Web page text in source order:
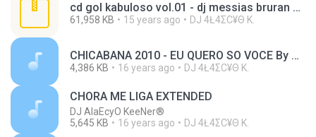
cd gol kabuloso vol.01 - dj messias bruran e dj neydson 'especial verão 2011.rar
61,958 KB 15 years ago DJ 4Ł4ΣС¥Θ K.
CHICABANA 2010 - EU QUERO SO VOCE By DJ AlaEcyO KeeNer®.mp3
4,386 KB 16 years ago DJ 4Ł4ΣС¥Θ K.
CHORA ME LIGA EXTENDED
DJ AlaEcyO KeeNer®
5,645 KB
16 years ago DJ 4Ł4ΣС¥Θ K.